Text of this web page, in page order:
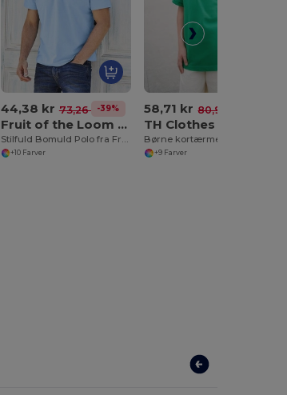
44,38 kr 73,26 kr-39%
Fruit of the Loom SC282
Stilfuld Bomuld Polo fra Fruit of the Loom
+10 Farver
58,71 kr 80,90 kr
TH Clothes 30173
+9 Farver